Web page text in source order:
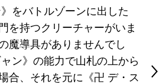
》をバトルゾーンに出した
を持つクリーチャーがいま
魔導具がありませんでし
ン》の能力で山札の上から
合、それを元に《卍 デ・ス